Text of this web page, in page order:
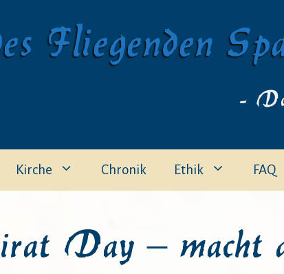
Fliegenden
-
Kirche Chronik Ethik FAQ
Day – macht